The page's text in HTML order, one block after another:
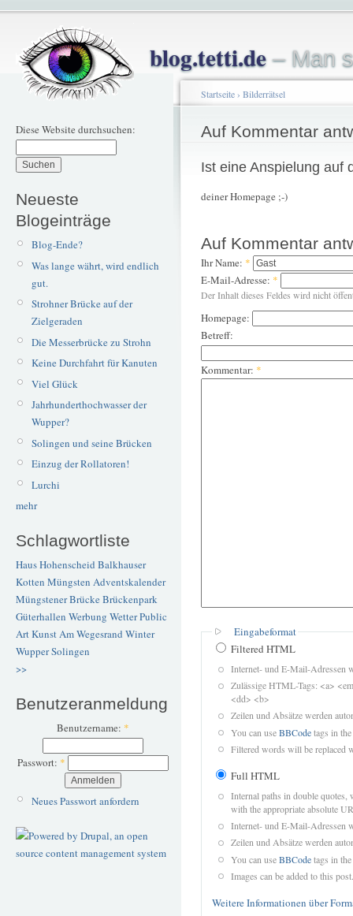
blog.tetti.de– Man
Diese Website durchsuchen:
Neueste
Blogeinträge
Blog-Ende?
Was lange währt, wird endlich
gut.
Strohner Brücke auf der
Zielgeraden
Die Messerbrücke zu Strohn
Keine Durchfahrt für Kanuten
Viel Glück
Jahrhunderthochwasser der
Wupper?
Solingen und seine Brücken
Einzug der Rollatoren!
Lurchi
mehr
Schlagwortliste
Haus Hohenscheid Balkhauser
Kotten Müngsten Adventskalender
Müngstener BrückeBrückenpark
Güterhallen Werbung WetterPublic
ArtKunstAm Wegesrand Winter
WupperSolingen
>>
Benutzeranmeldung
Benutzername: *
Passwort: *
Neues Passwort anfordern
Startseite› Bilderrätsel
Auf Kommentar
Ist eine Anspielung auf
deiner Homepage ;-)
Auf Kommentar
Ihr Name: *
E-Mail-Adresse: *
Der Inhalt dieses Feldes wird nicht
Homepage:
Betreff:
Kommentar: *
Eingabeformat
Filtered HTML
Internet- und E-Mail-Adressen
Zulässige HTML-Tags: <a>
<dd> <b>
Zeilen und Absätze werden
You can useBBCodetags in
Filtered words will be replaced
Full HTML
Internal paths in double quotes,
with the appropriate absolute
Internet- und E-Mail-Adressen
Zeilen und Absätze werden
You can useBBCodetags in
Images can be added to this post.
Weitere Informationen über